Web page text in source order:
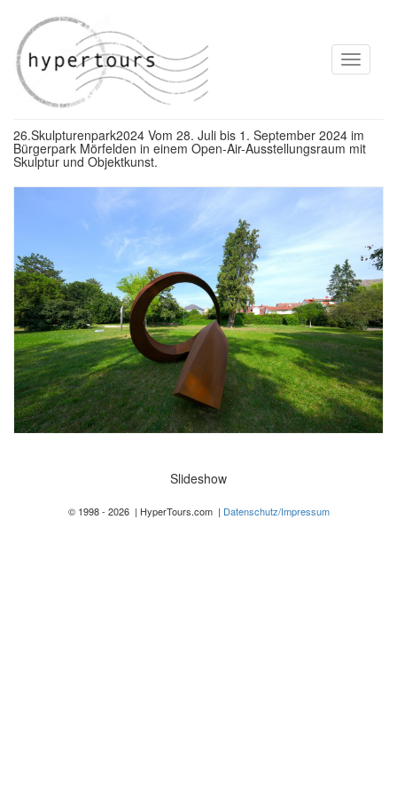
Toggle
26.Skulpturenpark2024 Vom 28. Juli bis 1. September 2024 im
Bürgerpark Mörfelden in einem Open-Air-Ausstellungsraum mit
Skulptur und Objektkunst.
Slideshow
© 1998 - 2026 | HyperTours.com | Datenschutz/Impressum